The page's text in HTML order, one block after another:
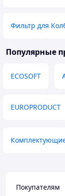
Фильтр для
Популярные
ECOSOFT
EUROPRODUCT
Покупателям